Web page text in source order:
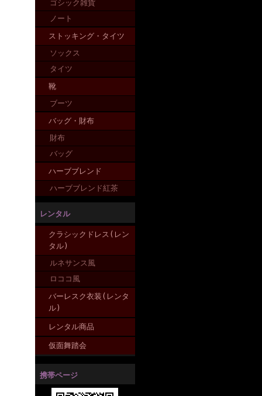
ゴシック雑貨
ノート
ストッキング・タイツ
ソックス
タイツ
靴
ブーツ
バッグ・財布
財布
バッグ
ハーブブレンド
ハーブブレンド紅茶
レンタル
クラシックドレス(レン
タル)
ルネサンス風
ロココ風
バーレスク衣装(レンタ
ル)
レンタル商品
仮面舞踏会
携帯ページ